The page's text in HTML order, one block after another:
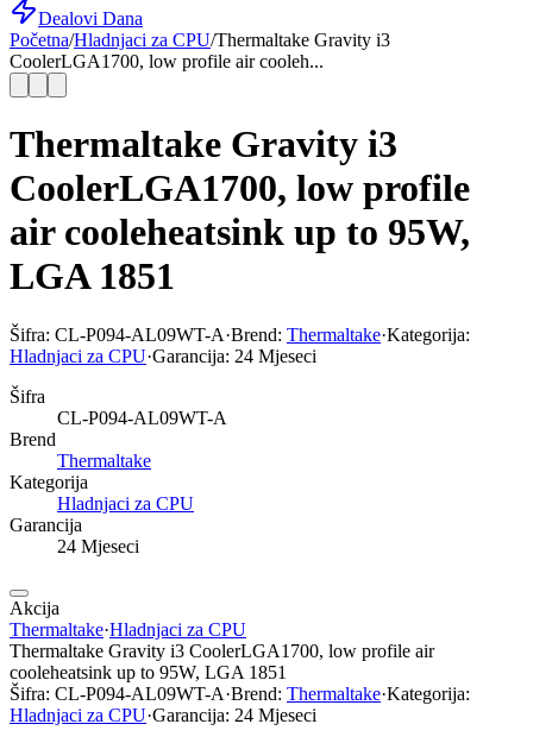
Dealovi Dana
Početna/Hladnjaci za CPU/Thermaltake Gravity i3
CoolerLGA1700, low profile air cooleh...
Thermaltake Gravity i3
CoolerLGA1700, low profile
air cooleheatsink up to 95W,
LGA 1851
Šifra: CL-P094-AL09WT-A·Brend: Thermaltake·Kategorija:
Hladnjaci za CPU·Garancija: 24 Mjeseci
Šifra
CL-P094-AL09WT-A
Brend
Thermaltake
Kategorija
Hladnjaci za CPU
Garancija
24 Mjeseci
Akcija
Thermaltake·Hladnjaci za CPU
Thermaltake Gravity i3 CoolerLGA1700, low profile air
cooleheatsink up to 95W, LGA 1851
Šifra: CL-P094-AL09WT-A·Brend: Thermaltake·Kategorija:
Hladnjaci za CPU·Garancija: 24 Mjeseci